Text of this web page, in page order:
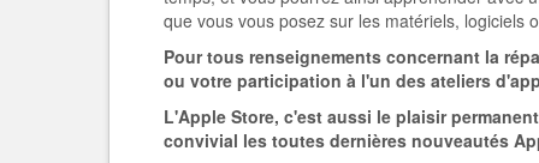
que vous vous posez sur les matériels, logiciels
Pour tous renseignements concernant la
ou votre participation à l'un des ateliers
L'Apple Store, c'est aussi le plaisir
convivial les toutes dernières nouveautés